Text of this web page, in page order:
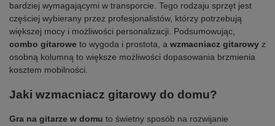
bardziej wymagającymi w transporcie. Tego rodzaju sprzęt jest
częściej wybierany przez profesjonalistów, którzy potrzebują
większej mocy i możliwości personalizacji. Podsumowując,
combo gitarowe to wygoda i prostota, a wzmacniacz gitarowy z
osobną kolumną to większe możliwości dopasowania brzmienia
kosztem mobilności.
Jaki wzmacniacz gitarowy do domu?
Gra na gitarze w domu to świetny sposób na rozwijanie